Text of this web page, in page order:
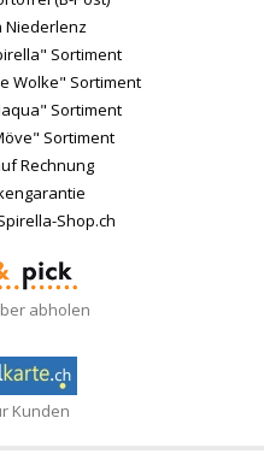
Niederlenz
Sortiment
Wolke" Sortiment
Sortiment
Sortiment
Rechnung
Shop.ch
abholen
Kunden